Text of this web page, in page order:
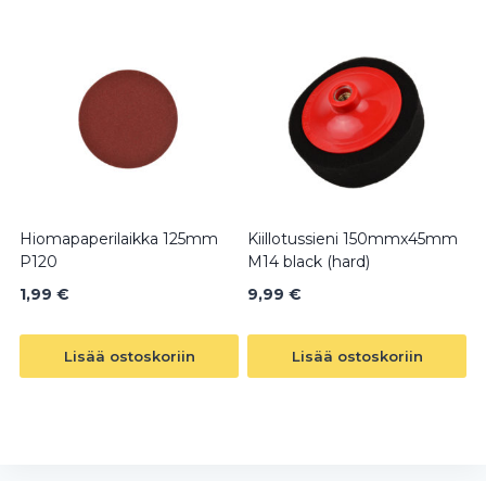
Hiomapaperilaikka 125mm
P120
1,99 €
Lisää ostoskoriin
Kiillotussieni 150mmx45mm
M14 black (hard)
9,99 €
Lisää ostoskoriin